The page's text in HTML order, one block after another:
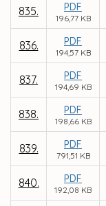
835. PDF
196,77 KB
836. PDF
194,57 KB
837. PDF
194,69 KB
838. PDF
198,66 KB
839. PDF
791,51 KB
840. PDF
192,08 KB